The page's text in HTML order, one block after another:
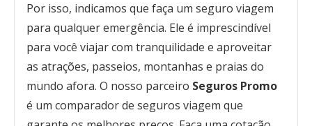
Por isso, indicamos que faça um seguro viagem
para qualquer emergência. Ele é imprescindível
para você viajar com tranquilidade e aproveitar
as atrações, passeios, montanhas e praias do
mundo afora. O nosso parceiro Seguros Promo
é um comparador de seguros viagem que